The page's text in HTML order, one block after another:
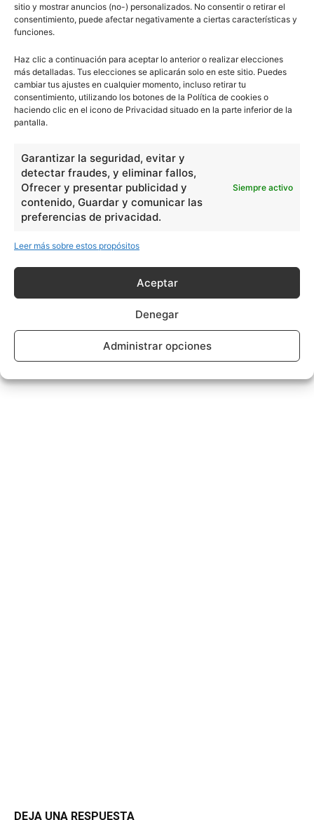
sitio y mostrar anuncios (no-) personalizados. No consentir o retirar el
consentimiento, puede afectar negativamente a ciertas características y
funciones.
Haz clic a continuación para aceptar lo anterior o realizar elecciones
más detalladas. Tus elecciones se aplicarán solo en este sitio. Puedes
cambiar tus ajustes en cualquier momento, incluso retirar tu
consentimiento, utilizando los botones de la Política de cookies o
haciendo clic en el icono de Privacidad situado en la parte inferior de la
pantalla.
Garantizar la seguridad, evitar y
detectar fraudes, y eliminar fallos,
Ofrecer y presentar publicidad y
contenido, Guardar y comunicar las
preferencias de privacidad.
Siempre activo
Leer más sobre estos propósitos
Aceptar
Denegar
Administrar opciones
DEJA UNA RESPUESTA